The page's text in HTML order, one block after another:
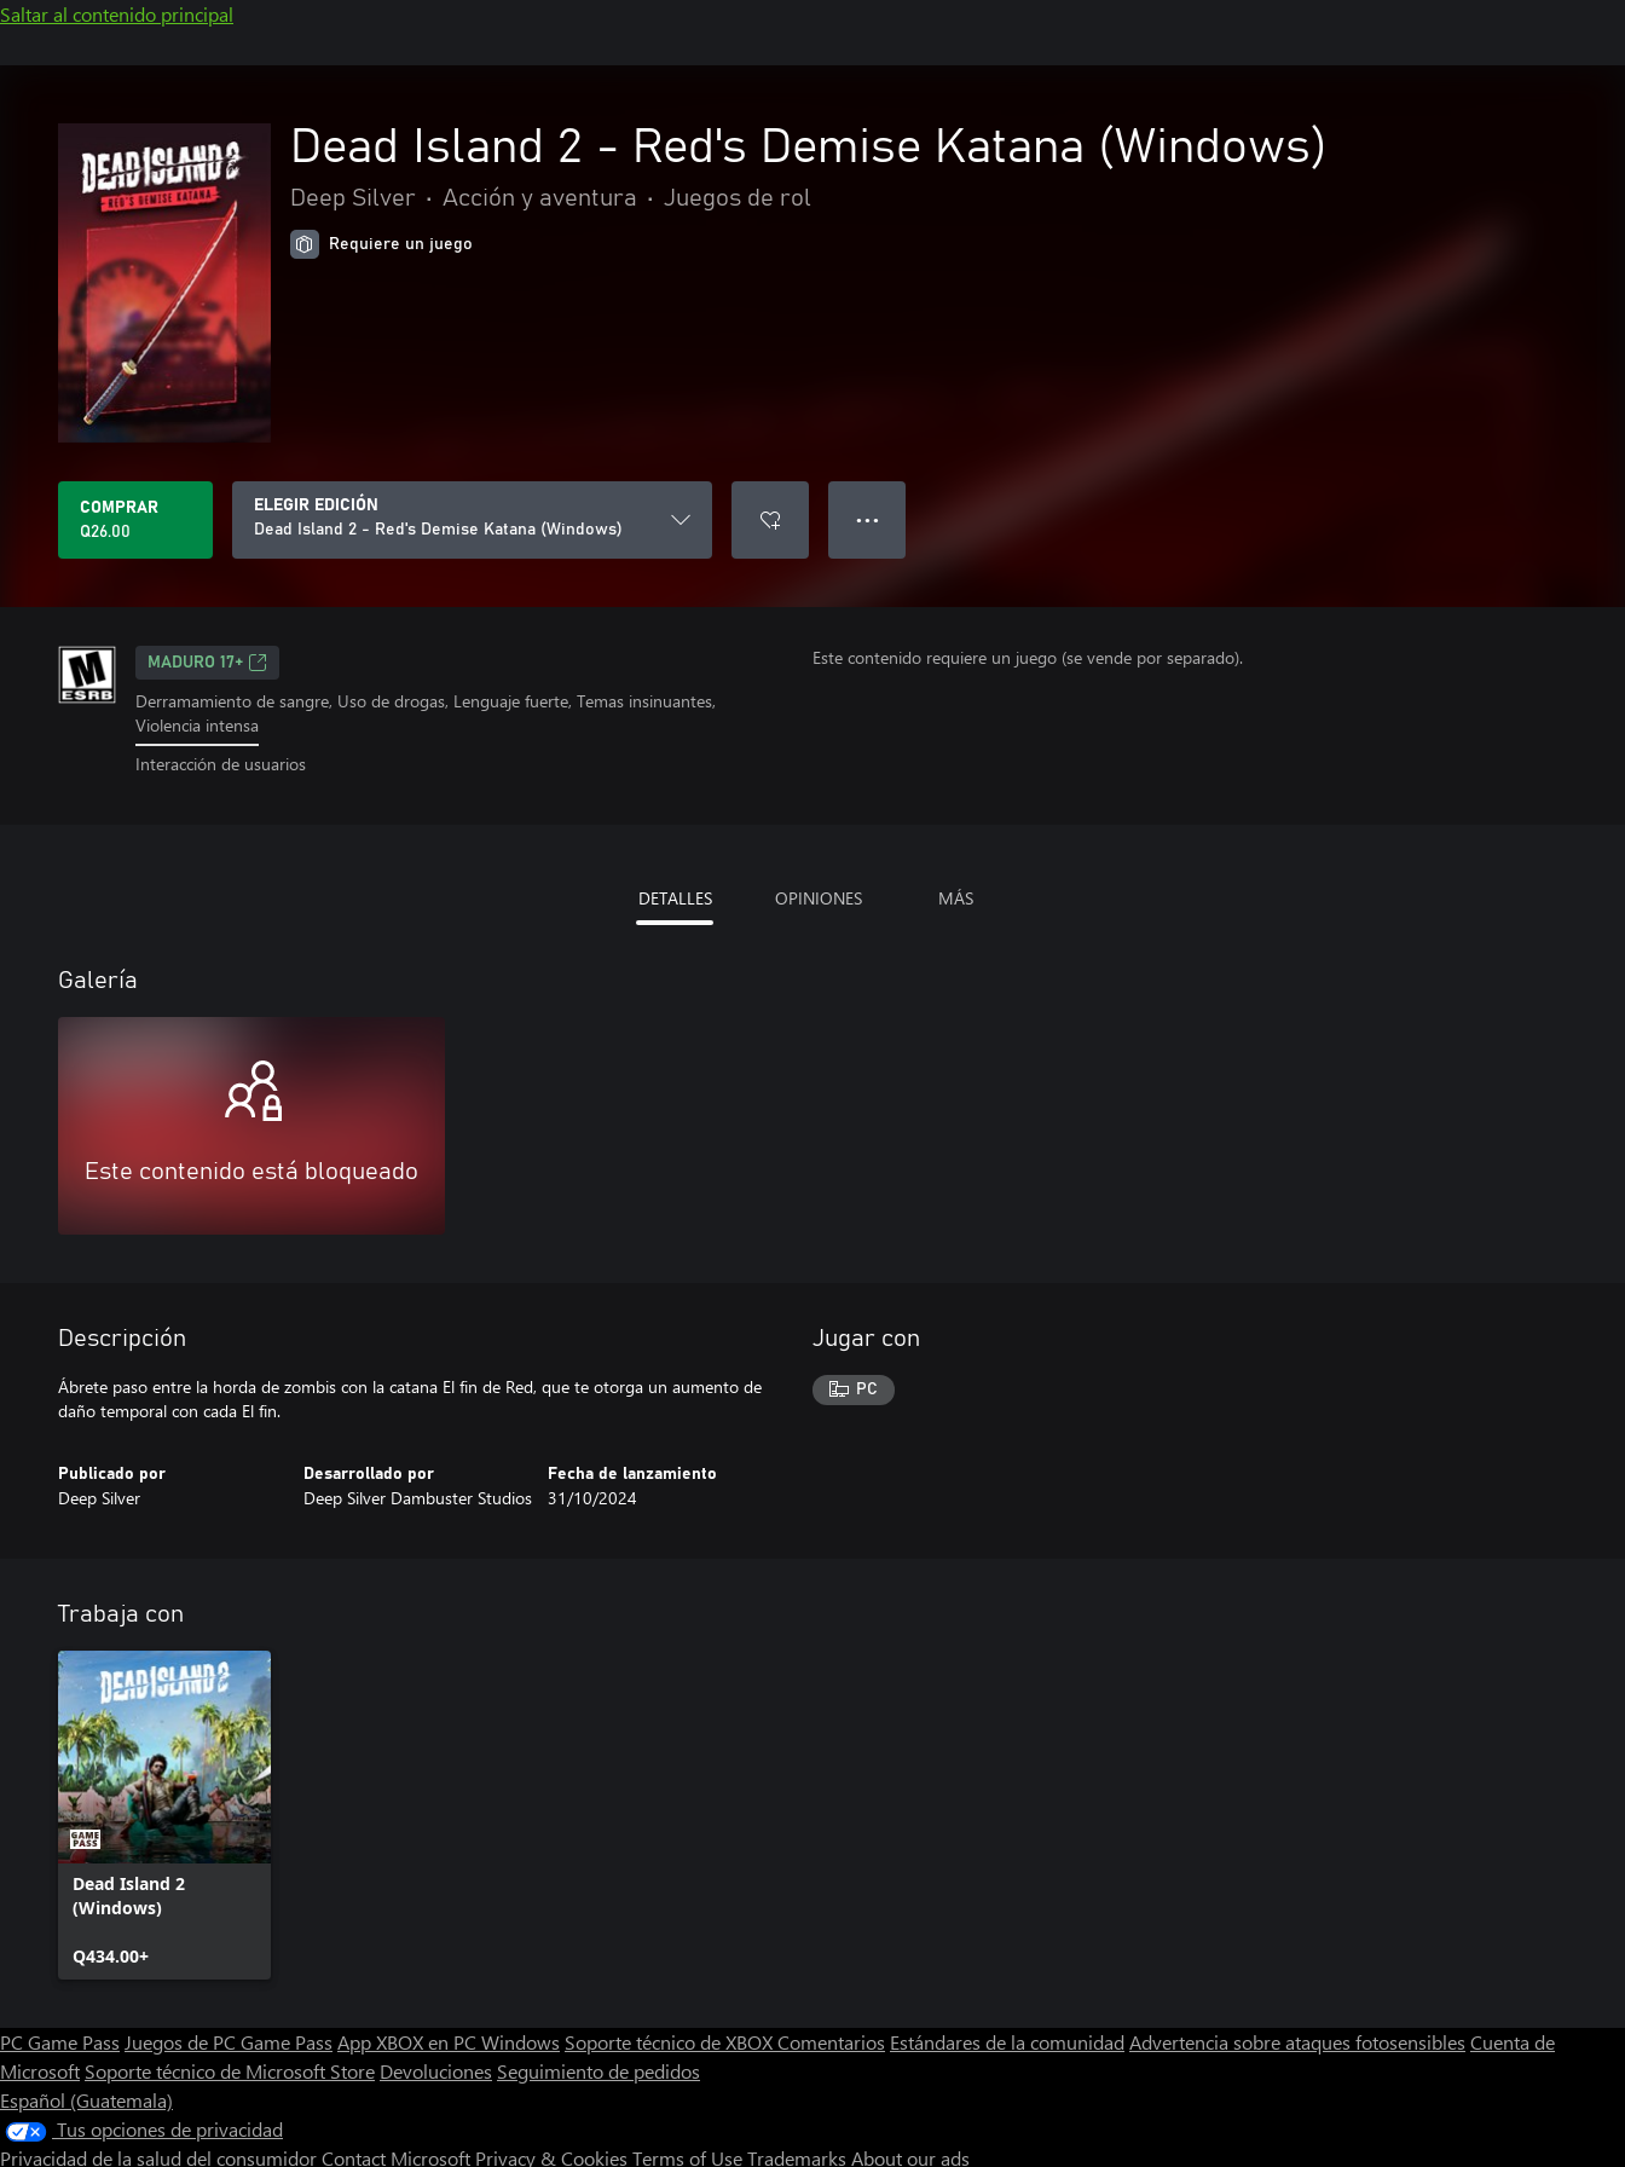
Saltar al contenido principal
Dead Island 2 - Red's Demise Katana (Windows)
Deep Silver • Acción y aventura • Juegos de rol
Requiere un juego
COMPRAR
Q26.00
ELEGIR EDICIÓN
Dead Island 2 - Red's Demise Katana (Windows)
● ● ●
MADURO 17+
Derramamiento de sangre, Uso de drogas, Lenguaje fuerte, Temas insinuantes,
Violencia intensa
Interacción de usuarios
Este contenido requiere un juego (se vende por separado).
DETALLES OPINIONES MÁS
Galería
Este contenido está bloqueado
Descripción
Ábrete paso entre la horda de zombis con la catana El fin de Red, que te otorga un aumento de
daño temporal con cada El fin.
Publicado por
Deep Silver
Desarrollado por
Deep Silver Dambuster Studios
Fecha de lanzamiento
31/10/2024
Jugar con
PC
Trabaja con
Dead Island 2
(Windows)
Q434.00+
PC Game Pass Juegos de PC Game Pass App XBOX en PC Windows Soporte técnico de XBOXComentarios Estándares de la comunidad Advertencia sobre ataques fotosensibles Cuenta de
Microsoft Soporte técnico de Microsoft Store Devoluciones Seguimiento de pedidos
Español (Guatemala)
Tus opciones de privacidad
Privacidad de la salud del consumidorContact Microsoft Privacy & Cookies Terms of UseTrademarks About our ads